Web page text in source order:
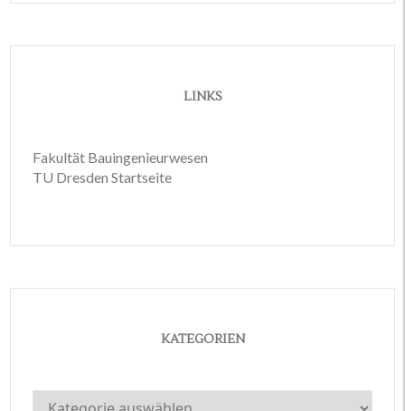
LINKS
Fakultät Bauingenieurwesen
TU Dresden Startseite
KATEGORIEN
Kategorien